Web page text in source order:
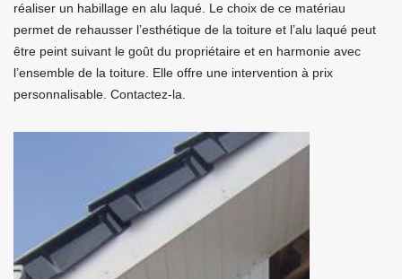
réaliser un habillage en alu laqué. Le choix de ce matériau
permet de rehausser l’esthétique de la toiture et l’alu laqué peut
être peint suivant le goût du propriétaire et en harmonie avec
l’ensemble de la toiture. Elle offre une intervention à prix
personnalisable. Contactez-la.